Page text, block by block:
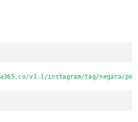
v1.1/instagram/tag/negara/